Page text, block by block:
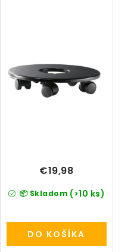
📦 Skladom (>10 ks)
€19,98
DO KOŠÍKA